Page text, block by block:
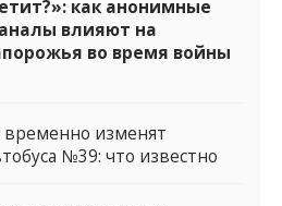
как анонимные
влияют на
во время войны
изменят
№39: что известно